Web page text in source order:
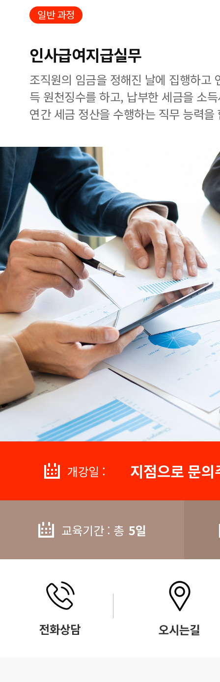
일반 과정
인사급여지급실무
조직원의 임금을 정해진 날에 집행하고
득 원천징수를 하고, 납부한 세금을 소
연간 세금 정산을 수행하는 직무 능력
개강일 : 지점으로 문
교육기간 : 총 5일